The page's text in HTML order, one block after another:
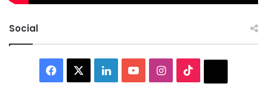
Social
Facebook LinkedInYouTubeInstagram